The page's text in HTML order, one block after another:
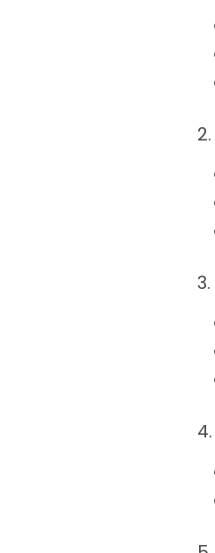
2.
3.
4.